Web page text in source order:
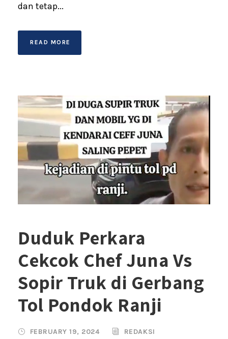
dan tetap...
READ MORE
Duduk Perkara
Cekcok Chef Juna Vs
Sopir Truk di Gerbang
Tol Pondok Ranji
FEBRUARY 19, 2024
REDAKSI